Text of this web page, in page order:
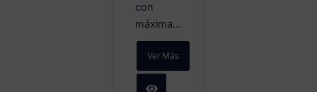
con
máxima...
Ver Más